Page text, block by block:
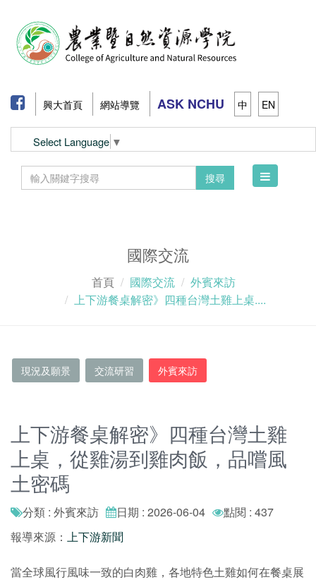
興大首頁 網站導覽 ASK NCHU 中 EN
Select Language ▼
搜尋
Toggle
國際交流
首頁 國際交流
外賓來訪
上下游餐桌解密》四種台灣土雞上桌....
現況及願景 交流研習 外賓來訪
上下游餐桌解密》四種台灣土雞
上桌，從雞湯到雞肉飯，品嚐風
土密碼
分類 : 外賓來訪 日期 : 2026-06-04
點閱 : 437
報導來源： 上下游新聞
當全球風行風味一致的白肉雞，各地特色土雞如何在餐桌展